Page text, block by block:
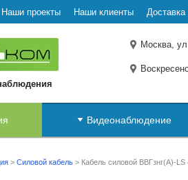
Наши проекты Наши клиенты Доставка
Москва,
Видеонаблюдение
> Силовой кабель > Кабель силовой ВВГзнг(А)-